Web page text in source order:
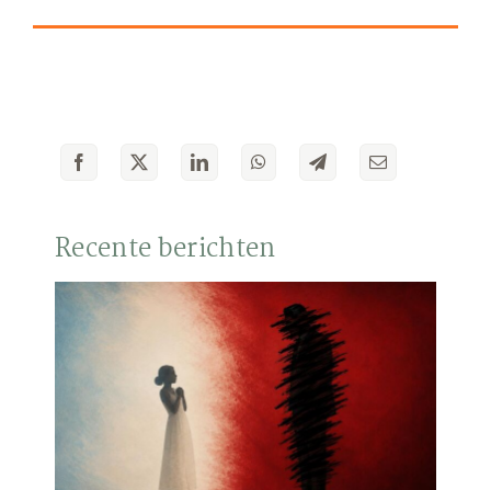
Recente berichten